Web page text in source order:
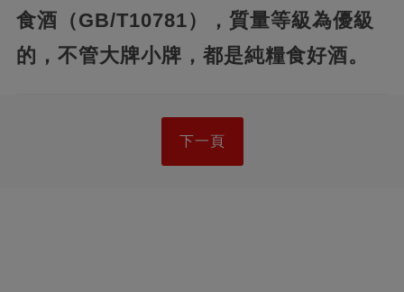
食酒（GB/T10781），質量等級為優級
的，不管大牌小牌，都是純糧食好酒。
下一頁